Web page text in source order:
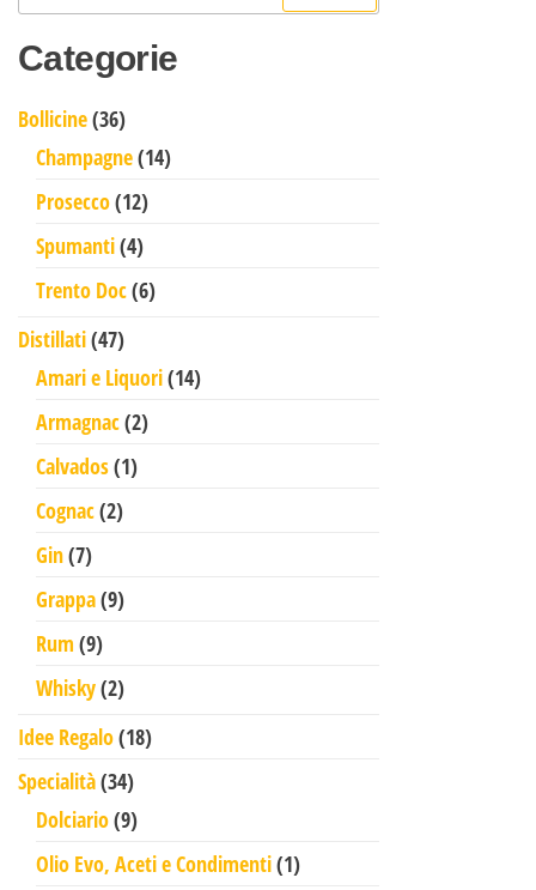
Categorie
Bollicine 3636 prodotti
Champagne 1414 prodotti
Prosecco 1212 prodotti
Spumanti 44 prodotti
Trento Doc 66 prodotti
Distillati 4747 prodotti
Amari e Liquori 1414 prodotti
Armagnac 22 prodotti
Calvados 11 prodotto
Cognac 22 prodotti
Gin 77 prodotti
Grappa 99 prodotti
Rum 99 prodotti
Whisky 22 prodotti
Idee Regalo 1818 prodotti
Specialità 3434 prodotti
Dolciario 99 prodotti
Olio Evo, Aceti e Condimenti 11 prodotto